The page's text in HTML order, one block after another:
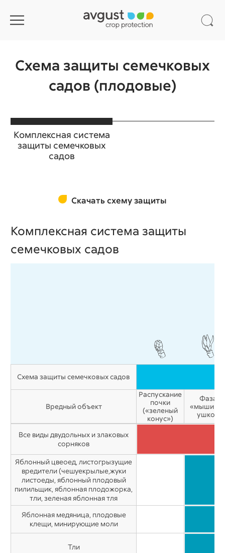
Схема защиты семечковых
садов (плодовые)
Комплексная система
защиты семечковых
садов
Скачать схему защиты
Комплексная система защиты
семечковых садов
Схема защиты семечковых садов
Вредный объект
Распускание
почки
(«зеленый
конус»)
Фаза
ушко»
Все виды двудольных и злаковых
сорняков
Яблонный цвеоед, листогрызущие
вредители (чешуекрылые,жуки
листоеды, яблонный плодовый
пилильщик, яблонная плодожорка,
тли, зеленая яблонная тля
Яблонная медяница, плодовые
клещи, минирующие моли
Тли